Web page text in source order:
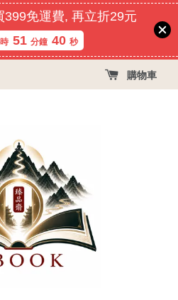
399免運費, 再立折29元
51 分鐘 40 秒
購物車